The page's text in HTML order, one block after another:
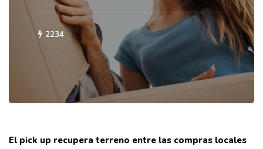
2234
El pick up recupera terreno entre las compras locales